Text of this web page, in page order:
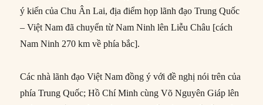
ý kiến của Chu Ân Lai, địa điểm họp lãnh đạo Trung Quốc
– Việt Nam đã chuyển từ Nam Ninh lên Liễu Châu [cách
Nam Ninh 270 km về phía bắc].
Các nhà lãnh đạo Việt Nam đồng ý với đề nghị nói trên của
phía Trung Quốc; Hồ Chí Minh cùng Võ Nguyên Giáp lên